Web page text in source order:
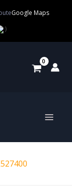
Google Maps
)